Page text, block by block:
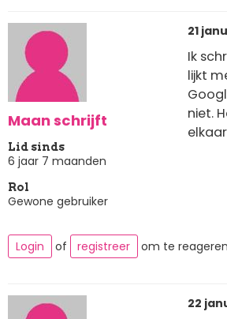
Maan schrijft
Lid sinds
6 jaar 7 maanden
Rol
Gewone gebruiker
21
Ik
lijkt
niet.
Login of registreer om te reageren
22